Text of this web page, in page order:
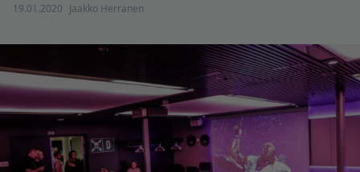
19.01.2020 Jaakko Herranen